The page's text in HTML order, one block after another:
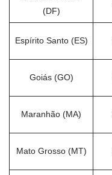
(DF)
Espírito Santo (ES)
Goiás (GO)
Maranhão (MA)
Mato Grosso (MT)